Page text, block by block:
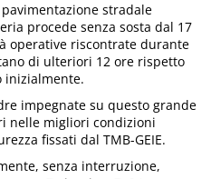
stradale
procede senza sosta dal 17
operative riscontrate durante
di ulteriori 12 ore rispetto
inizialmente.
impegnate su questo grande
nelle migliori condizioni
fissati dal TMB-GEIE.
senza interruzione,